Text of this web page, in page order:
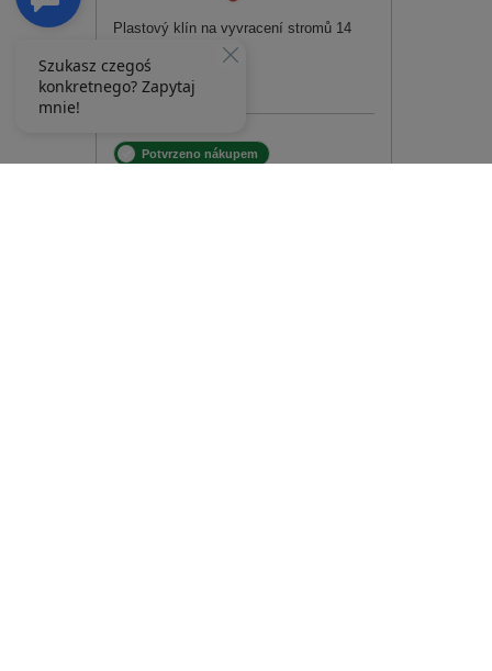
Plastový klín na vyvracení stromů 14
134,00 Kč
Potvrzeno nákupem